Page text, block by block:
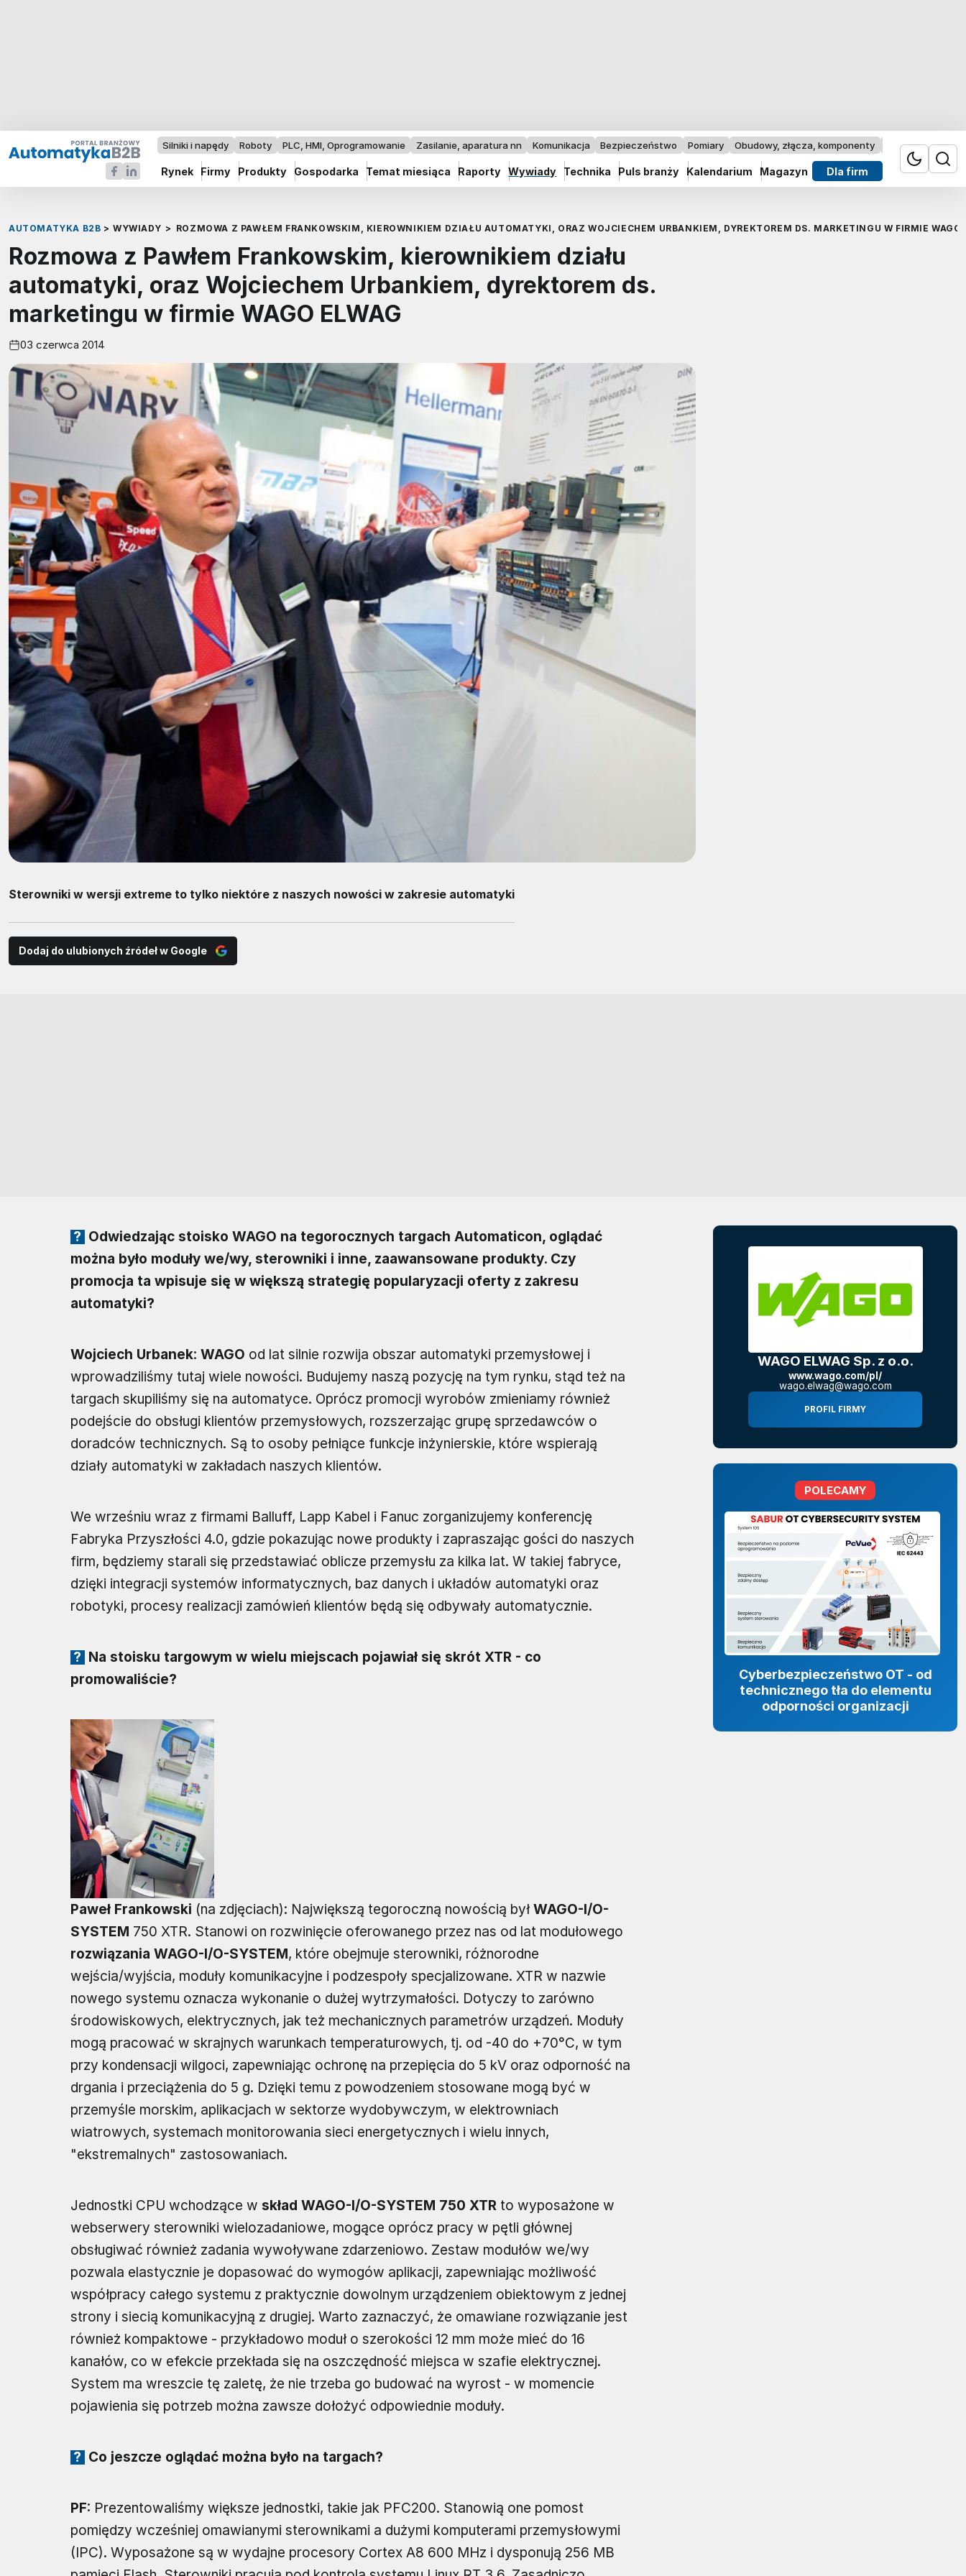
Silniki i napędy Roboty PLC, HMI, Oprogramowanie Zasilanie, aparatura nn Komunikacja Bezpieczeństwo Pomiary Obudowy, złącza, komponenty Przemysł 4.0
Rynek Firmy Produkty Gospodarka Temat miesiąca Raporty Wywiady Technika Puls branży Kalendarium Magazyn Dla firm
AUTOMATYKA B2B > WYWIADY > ROZMOWA Z PAWŁEM FRANKOWSKIM, KIEROWNIKIEM DZIAŁU AUTOMATYKI, ORAZ WOJCIECHEM URBANKIEM, DYREKTOREM DS. MARKETINGU W FIRMIE WAGO
Rozmowa z Pawłem Frankowskim, kierownikiem działu
automatyki, oraz Wojciechem Urbankiem, dyrektorem ds.
marketingu w firmie WAGO ELWAG
03 czerwca 2014
Sterowniki w wersji extreme to tylko niektóre z naszych nowości w zakresie automatyki
Dodaj do ulubionych źródeł w Google
Odwiedzając stoisko WAGO na tegorocznych targach Automaticon, oglądać
można było moduły we/wy, sterowniki i inne, zaawansowane produkty. Czy
promocja ta wpisuje się w większą strategię popularyzacji oferty z zakresu
automatyki?
Wojciech Urbanek: WAGO od lat silnie rozwija obszar automatyki przemysłowej i
wprowadziliśmy tutaj wiele nowości. Budujemy naszą pozycję na tym rynku, stąd też na
targach skupiliśmy się na automatyce. Oprócz promocji wyrobów zmieniamy również
podejście do obsługi klientów przemysłowych, rozszerzając grupę sprzedawców o
doradców technicznych. Są to osoby pełniące funkcje inżynierskie, które wspierają
działy automatyki w zakładach naszych klientów.
We wrześniu wraz z firmami Balluff, Lapp Kabel i Fanuc zorganizujemy konferencję
Fabryka Przyszłości 4.0, gdzie pokazując nowe produkty i zapraszając gości do naszych
firm, będziemy starali się przedstawiać oblicze przemysłu za kilka lat. W takiej fabryce,
dzięki integracji systemów informatycznych, baz danych i układów automatyki oraz
robotyki, procesy realizacji zamówień klientów będą się odbywały automatycznie.
Na stoisku targowym w wielu miejscach pojawiał się skrót XTR - co
promowaliście?
Paweł Frankowski (na zdjęciach): Największą tegoroczną nowością był WAGO-I/O-
SYSTEM 750 XTR. Stanowi on rozwinięcie oferowanego przez nas od lat modułowego
rozwiązania WAGO-I/O-SYSTEM, które obejmuje sterowniki, różnorodne
wejścia/wyjścia, moduły komunikacyjne i podzespoły specjalizowane. XTR w nazwie
nowego systemu oznacza wykonanie o dużej wytrzymałości. Dotyczy to zarówno
środowiskowych, elektrycznych, jak też mechanicznych parametrów urządzeń. Moduły
mogą pracować w skrajnych warunkach temperaturowych, tj. od -40 do +70°C, w tym
przy kondensacji wilgoci, zapewniając ochronę na przepięcia do 5 kV oraz odporność na
drgania i przeciążenia do 5 g. Dzięki temu z powodzeniem stosowane mogą być w
przemyśle morskim, aplikacjach w sektorze wydobywczym, w elektrowniach
wiatrowych, systemach monitorowania sieci energetycznych i wielu innych,
"ekstremalnych" zastosowaniach.
Jednostki CPU wchodzące w skład WAGO-I/O-SYSTEM 750 XTR to wyposażone w
webserwery sterowniki wielozadaniowe, mogące oprócz pracy w pętli głównej
obsługiwać również zadania wywoływane zdarzeniowo. Zestaw modułów we/wy
pozwala elastycznie je dopasować do wymogów aplikacji, zapewniając możliwość
współpracy całego systemu z praktycznie dowolnym urządzeniem obiektowym z jednej
strony i siecią komunikacyjną z drugiej. Warto zaznaczyć, że omawiane rozwiązanie jest
również kompaktowe - przykładowo moduł o szerokości 12 mm może mieć do 16
kanałów, co w efekcie przekłada się na oszczędność miejsca w szafie elektrycznej.
System ma wreszcie tę zaletę, że nie trzeba go budować na wyrost - w momencie
pojawienia się potrzeb można zawsze dołożyć odpowiednie moduły.
Co jeszcze oglądać można było na targach?
PF: Prezentowaliśmy większe jednostki, takie jak PFC200. Stanowią one pomost
pomiędzy wcześniej omawianymi sterownikami a dużymi komputerami przemysłowymi
(IPC). Wyposażone są w wydajne procesory Cortex A8 600 MHz i dysponują 256 MB
WAGO ELWAG Sp. z o.o.
www.wago.com/pl/
wago.elwag@wago.com
PROFIL FIRMY
POLECAMY
Cyberbezpieczeństwo OT - od
technicznego tła do elementu
odporności organizacji